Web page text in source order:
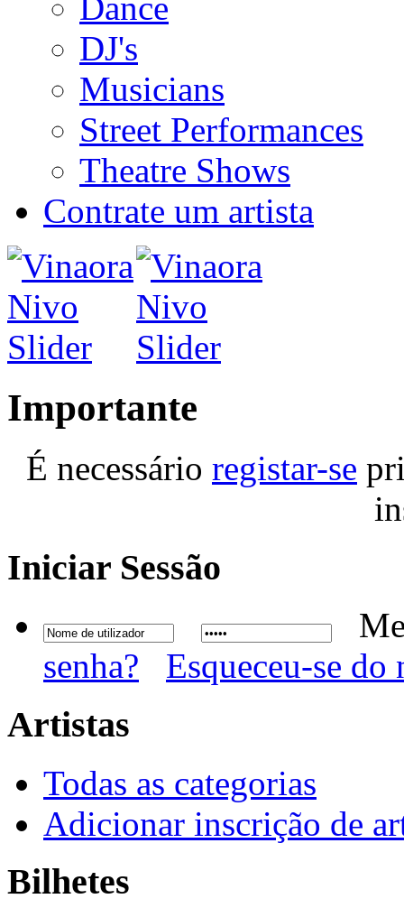
DJ's
Musicians
Street Performances
Theatre Shows
Contrate um artista
Importante
É necessário registar-se
Iniciar Sessão
senha?
Esqueceu-se
Artistas
Todas as categorias
Adicionar inscrição de
Bilhetes